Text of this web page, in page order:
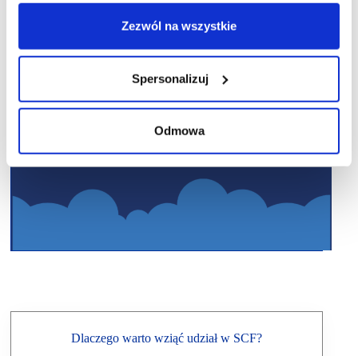
Zezwól na wszystkie
Spersonalizuj
Odmowa
Dlaczego warto wziąć udział w SCF?